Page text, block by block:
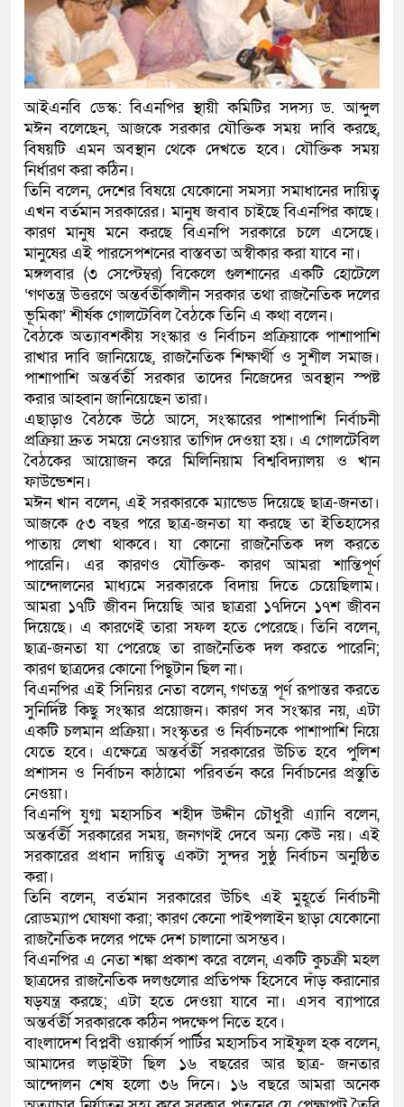
রাজধানীর দুই মেট্রো স্টেশনে ‘বোমা
আদালতকে বলতে চাইলাম ফাঁসি
লতিফ সিদ্দিকী
নতুন মামলায় গ্রেফতার দেখানো হলো
কলিমউল্লাহকে (ভিডিও)
আইএনবি ডেস্ক: বিএনপির স্থায়ী কমিটির সদস্য ড. আব্দুল
মঈন বলেছেন, আজকে সরকার যৌক্তিক সময় দাবি করছে,
বিষয়টি এমন অবস্থান থেকে দেখতে হবে। যৌক্তিক সময়
নির্ধারণ করা কঠিন।
তিনি বলেন, দেশের বিষয়ে যেকোনো সমস্যা সমাধানের দায়িত্ব
এখন বর্তমান সরকারের। মানুষ জবাব চাইছে বিএনপির কাছে।
কারণ মানুষ মনে করছে বিএনপি সরকারে চলে এসেছে।
মানুষের এই পারসেপশনের বাস্তবতা অস্বীকার করা যাবে না।
মঙ্গলবার (৩ সেপ্টেম্বর) বিকেলে গুলশানের একটি হোটেলে
‘গণতন্ত্র উত্তরণে অন্তর্বর্তীকালীন সরকার তথা রাজনৈতিক দলের
ভূমিকা’ শীর্ষক গোলটেবিল বৈঠকে তিনি এ কথা বলেন।
বৈঠকে অত্যাবশকীয় সংস্কার ও নির্বাচন প্রক্রিয়াকে পাশাপাশি
রাখার দাবি জানিয়েছে, রাজনৈতিক শিক্ষার্থী ও সুশীল সমাজ।
পাশাপাশি অন্তর্বর্তী সরকার তাদের নিজেদের অবস্থান স্পষ্ট
করার আহ্বান জানিয়েছেন তারা।
এছাড়াও বৈঠকে উঠে আসে, সংস্কারের পাশাপাশি নির্বাচনী
প্রক্রিয়া দ্রুত সময়ে নেওয়ার তাগিদ দেওয়া হয়। এ গোলটেবিল
বৈঠকের আয়োজন করে মিলিনিয়াম বিশ্ববিদ্যালয় ও খান
ফাউন্ডেশন।
মঈন খান বলেন, এই সরকারকে ম্যান্ডেড দিয়েছে ছাত্র-জনতা।
আজকে ৫৩ বছর পরে ছাত্র-জনতা যা করছে তা ইতিহাসের
পাতায় লেখা থাকবে। যা কোনো রাজনৈতিক দল করতে
পারেনি। এর কারণও যৌক্তিক- কারণ আমরা শান্তিপূর্ণ
আন্দোলনের মাধ্যমে সরকারকে বিদায় দিতে চেয়েছিলাম।
আমরা ১৭টি জীবন দিয়েছি আর ছাত্ররা ১৭দিনে ১৭শ জীবন
দিয়েছে। এ কারণেই তারা সফল হতে পেরেছে। তিনি বলেন,
ছাত্র-জনতা যা পেরেছে তা রাজনৈতিক দল করতে পারেনি;
কারণ ছাত্রদের কোনো পিছুটান ছিল না।
বিএনপির এই সিনিয়র নেতা বলেন, গণতন্ত্র পূর্ণ রূপান্তর করতে
সুনির্দিষ্ট কিছু সংস্কার প্রয়োজন। কারণ সব সংস্কার নয়, এটা
একটি চলমান প্রক্রিয়া। সংস্কৃতর ও নির্বাচনকে পাশাপাশি নিয়ে
যেতে হবে। এক্ষেত্রে অন্তর্বর্তী সরকারের উচিত হবে পুলিশ
প্রশাসন ও নির্বাচন কাঠামো পরিবর্তন করে নির্বাচনের প্রস্তুতি
নেওয়া।
বিএনপি যুগ্ম মহাসচিব শহীদ উদ্দীন চৌধুরী এ্যানি বলেন,
অন্তর্বর্তী সরকারের সময়, জনগণই দেবে অন্য কেউ নয়। এই
সরকারের প্রধান দায়িত্ব একটা সুন্দর সুষ্ঠু নির্বাচন অনুষ্ঠিত
করা।
তিনি বলেন, বর্তমান সরকারের উচিৎ এই মুহূর্তে নির্বাচনী
রোডম্যাপ ঘোষণা করা; কারণ কেনো পাইপলাইন ছাড়া যেকোনো
রাজনৈতিক দলের পক্ষে দেশ চালানো অসম্ভব।
বিএনপির এ নেতা শঙ্কা প্রকাশ করে বলেন, একটি কুচক্রী মহল
ছাত্রদের রাজনৈতিক দলগুলোর প্রতিপক্ষ হিসেবে দাঁড় করানোর
ষড়যন্ত্র করছে; এটা হতে দেওয়া যাবে না। এসব ব্যাপারে
অন্তর্বর্তী সরকারকে কঠিন পদক্ষেপ নিতে হবে।
বাংলাদেশ বিপ্লবী ওয়ার্কার্স পার্টির মহাসচিব সাইফুল হক বলেন,
আমাদের লড়াইটা ছিল ১৬ বছরের আর ছাত্র- জনতার
আন্দোলন শেষ হলো ৩৬ দিনে। ১৬ বছরে আমরা অনেক